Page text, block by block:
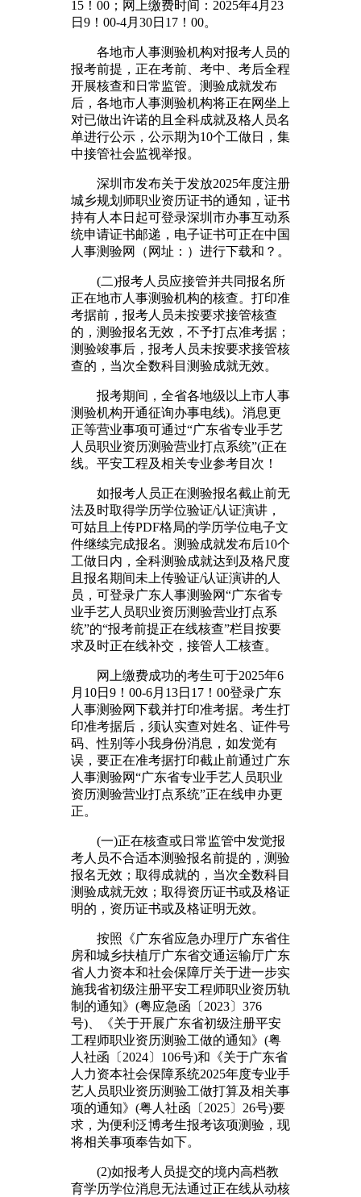
15！00；网上缴费时间：2025年4月23
日9！00-4月30日17！00。
各地市人事测验机构对报考人员的
报考前提，正在考前、考中、考后全程
开展核查和日常监管。测验成就发布
后，各地市人事测验机构将正在网坐上
对已做出许诺的且全科成就及格人员名
单进行公示，公示期为10个工做日，集
中接管社会监视举报。
深圳市发布关于发放2025年度注册
城乡规划师职业资历证书的通知，证书
持有人本日起可登录深圳市办事互动系
统申请证书邮递，电子证书可正在中国
人事测验网（网址：）进行下载和？。
(二)报考人员应接管并共同报名所
正在地市人事测验机构的核查。打印准
考据前，报考人员未按要求接管核查
的，测验报名无效，不予打点准考据；
测验竣事后，报考人员未按要求接管核
查的，当次全数科目测验成就无效。
报考期间，全省各地级以上市人事
测验机构开通征询办事电线)。消息更
正等营业事项可通过“广东省专业手艺
人员职业资历测验营业打点系统”(正在
线。平安工程及相关专业参考目次！
如报考人员正在测验报名截止前无
法及时取得学历学位验证/认证演讲，
可姑且上传PDF格局的学历学位电子文
件继续完成报名。测验成就发布后10个
工做日内，全科测验成就达到及格尺度
且报名期间未上传验证/认证演讲的人
员，可登录广东人事测验网“广东省专
业手艺人员职业资历测验营业打点系
统”的“报考前提正在线核查”栏目按要
求及时正在线补交，接管人工核查。
网上缴费成功的考生可于2025年6
月10日9！00-6月13日17！00登录广东
人事测验网下载并打印准考据。考生打
印准考据后，须认实查对姓名、证件号
码、性别等小我身份消息，如发觉有
误，要正在准考据打印截止前通过广东
人事测验网“广东省专业手艺人员职业
资历测验营业打点系统”正在线申办更
正。
(一)正在核查或日常监管中发觉报
考人员不合适本测验报名前提的，测验
报名无效；取得成就的，当次全数科目
测验成就无效；取得资历证书或及格证
明的，资历证书或及格证明无效。
按照《广东省应急办理厅广东省住
房和城乡扶植厅广东省交通运输厅广东
省人力资本和社会保障厅关于进一步实
施我省初级注册平安工程师职业资历轨
制的通知》(粤应急函〔2023〕376
号)、《关于开展广东省初级注册平安
工程师职业资历测验工做的通知》(粤
人社函〔2024〕106号)和《关于广东省
人力资本社会保障系统2025年度专业手
艺人员职业资历测验工做打算及相关事
项的通知》(粤人社函〔2025〕26号)要
求，为便利泛博考生报考该项测验，现
将相关事项奉告如下。
(2)如报考人员提交的境内高档教
育学历学位消息无法通过正在线从动核